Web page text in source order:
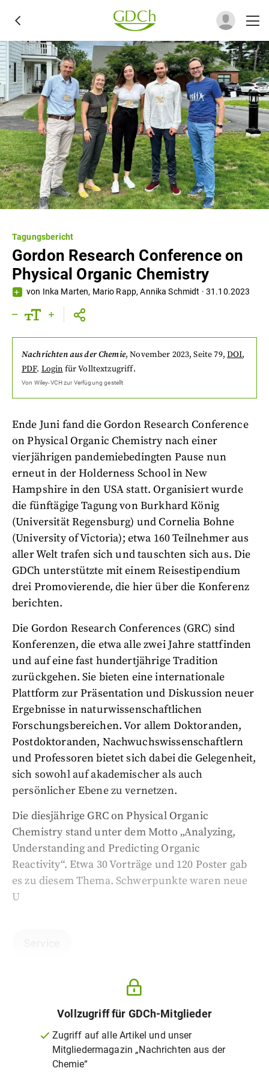
Tagungsbericht
Gordon Research Conference on
Physical Organic Chemistry
von Inka Marten, Mario Rapp,Annika Schmidt · 31.10.2023
Nachrichten aus der Chemie,November 2023, Seite 79, DOI,
PDF. Login für Volltextzugriff.
Von Wiley-VCHzur Verfügung gestellt
Ende Juni fand die Gordon Research Conference
on Physical Organic Chemistry nach einer
vierjährigen pandemiebedingten Pause nun
erneut in der Holderness School in New
Hampshire in den USA statt. Organisiert wurde
die fünftägige Tagung von Burkhard König
(Universität Regensburg) und Cornelia Bohne
(University of Victoria); etwa 160 Teilnehmer aus
aller Welt trafen sich und tauschten sich aus. Die
GDCh unterstützte mit einem Reisestipendium
drei Promovierende, die hier über die Konferenz
berichten.
Die Gordon Research Conferences (GRC) sind
Konferenzen, die etwa alle zwei Jahre stattfinden
und auf eine fast hundertjährige Tradition
zurückgehen. Sie bieten eine internationale
Plattform zur Präsentation und Diskussion neuer
Ergebnisse in naturwissenschaftlichen
Forschungsbereichen. Vor allem Doktoranden,
Postdoktoranden, Nachwuchswissenschaftlern
und Professoren bietet sich dabei die Gelegenheit,
sich sowohl auf akademischer als auch
persönlicher Ebene zu vernetzen.
Die diesjährige GRC on Physical Organic
Chemistry stand unter dem Motto „Analyzing,
Understanding and Predicting Organic
Reactivity“. Etwa 30 Vorträge und 120 Poster gab
es zu diesem Thema. Schwerpunkte waren neue
U
Vollzugriff für GDCh-Mitglieder
Zugriff auf alle Artikel und unser
Mitgliedermagazin „Nachrichten aus der
Chemie“